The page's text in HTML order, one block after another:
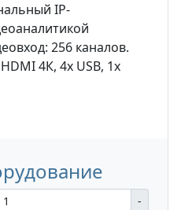
IP-
256 каналов.
4К, 4x USB, 1x
-